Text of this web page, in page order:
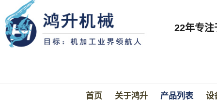
22年专注
首页 关于鸿升 产品列表 设